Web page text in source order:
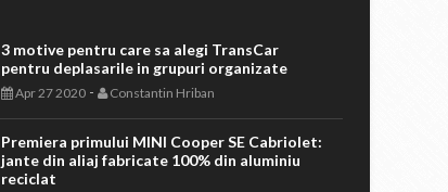
3 motive pentru care sa alegi TransCar
pentru deplasarile in grupuri organizate
Apr 27 2020- Constantin Hriban
Premiera primului MINI Cooper SE Cabriolet:
jante din aliaj fabricate 100% din aluminiu
reciclat